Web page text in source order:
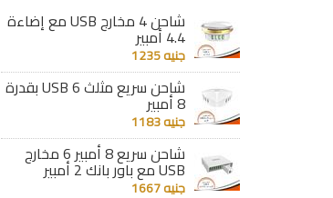
شاحن 4 مخارج USB مع إضاءة
4.4 أمبير
جنيه 1235
شاحن سريع مثلث 6 USB بقدرة
8 أمبير
جنيه 1183
شاحن سريع 8 أمبير 6 مخارج
USB مع باور بانك 2 أمبير
جنيه 1667
وش جلاكسى جى
فينوس 13
جنيه 68
وش جلاكسى جى
فينوس 14
جنيه 72